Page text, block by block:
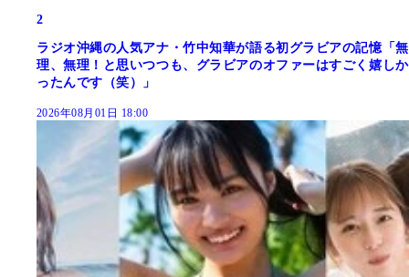
2
ラジオ沖縄の人気アナ・竹中知華が語る初グラビアの記憶「無
理、無理！と思いつつも、グラビアのオファーはすごく嬉しか
ったんです（笑）」
2026年08月01日 18:00